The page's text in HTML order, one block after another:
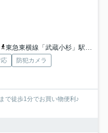
東急東横線「武蔵小杉」駅 徒歩18分
応
防犯カメラ
で徒歩1分でお買い物便利♪